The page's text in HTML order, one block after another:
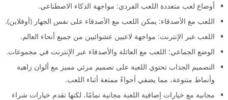
أوضاع لعب متعددة اللعب الفردي: مواجهة الذكاء الاصطناعي.
اللعب مع الأصدقاء: يمكن اللعب مع الأصدقاء على نفس الجهاز (أوفلاين).
اللعب عبر الإنترنت: مواجهة لاعبين عشوائيين من جميع أنحاء العالم.
الوضع الجماعي: اللعب مع العائلة والأصدقاء عبر الإنترنت في مجموعات.
التصميم الجذاب تحتوي اللعبة على تصميم مرئي مميز مع ألوان زاهية
وأنماط متنوعة، مما يضفي أجواءً ممتعة أثناء اللعب.
مجانية مع خيارات إضافية اللعبة مجانية تمامًا، لكنها تقدم خيارات شراء